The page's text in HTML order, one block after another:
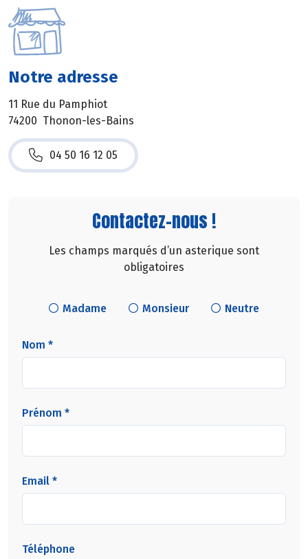
Notre adresse
11 Rue du Pamphiot
74200 Thonon-les-Bains
04 50 16 12 05
Contactez-nous !
Les champs marqués d’un asterique sont
obligatoires
Madame Monsieur Neutre
Nom *
Prénom *
Email *
Téléphone